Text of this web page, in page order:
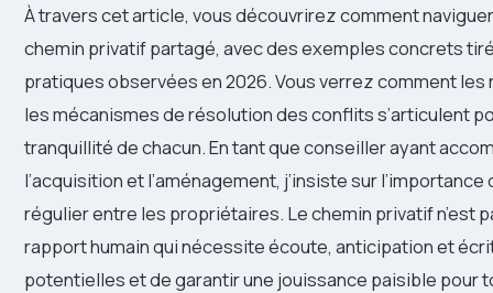
À travers cet article, vous découvrirez comment
chemin privatif partagé, avec des exemples concrets
pratiques observées en 2026. Vous verrez comment les
les mécanismes de résolution des conflits s’articulent
tranquillité de chacun. En tant que conseiller ayant
l’acquisition et l’aménagement, j’insiste sur
régulier entre les propriétaires. Le chemin privatif n’est
rapport humain qui nécessite écoute, anticipation et
potentielles et de garantir une jouissance paisible pour